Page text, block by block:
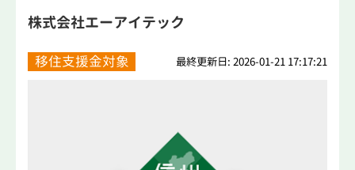
株式会社エーアイテック
移住支援金対象 最終更新日: 2026-01-21 17:17:21